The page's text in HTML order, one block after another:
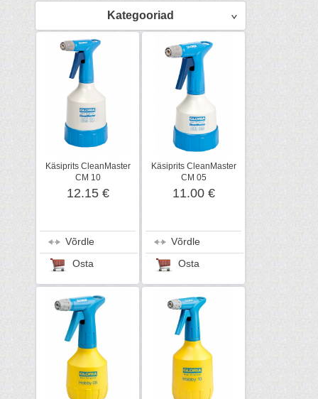
Kategooriad
Käsiprits CleanMaster
CM 10
12.15 €
Võrdle
Osta
Käsiprits CleanMaster
CM 05
11.00 €
Võrdle
Osta